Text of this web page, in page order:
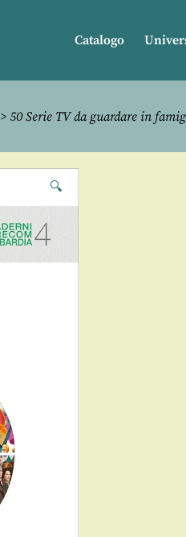
Catalogo
> 50 Serie TV da guardare in
🔍